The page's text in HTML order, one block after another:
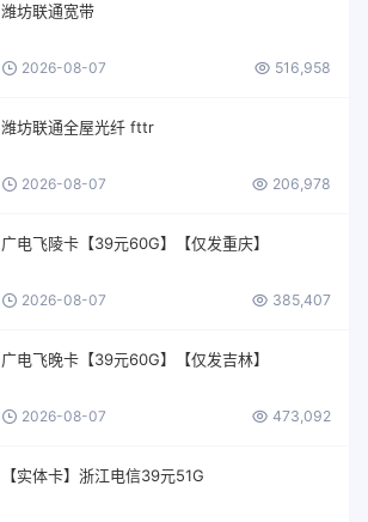
潍坊联通宽带
2026-08-07 516,958
潍坊联通全屋光纤 fttr
2026-08-07 206,978
广电飞陵卡【39元60G】【仅发重庆】
2026-08-07 385,407
广电飞晚卡【39元60G】【仅发吉林】
2026-08-07 473,092
【实体卡】浙江电信39元51G